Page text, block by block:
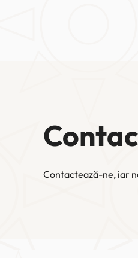
Contactează-ne, iar